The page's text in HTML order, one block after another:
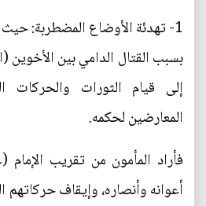
1- تهدئة الأوضاع المضطربة:
بسبب القتال الدامي بين الأخوين
إلى قيام الثورات والحركات
المعارضين لحكمه.
فأراد المأمون من تقريب
أعوانه وأنصاره، وإيقاف حركاتهم